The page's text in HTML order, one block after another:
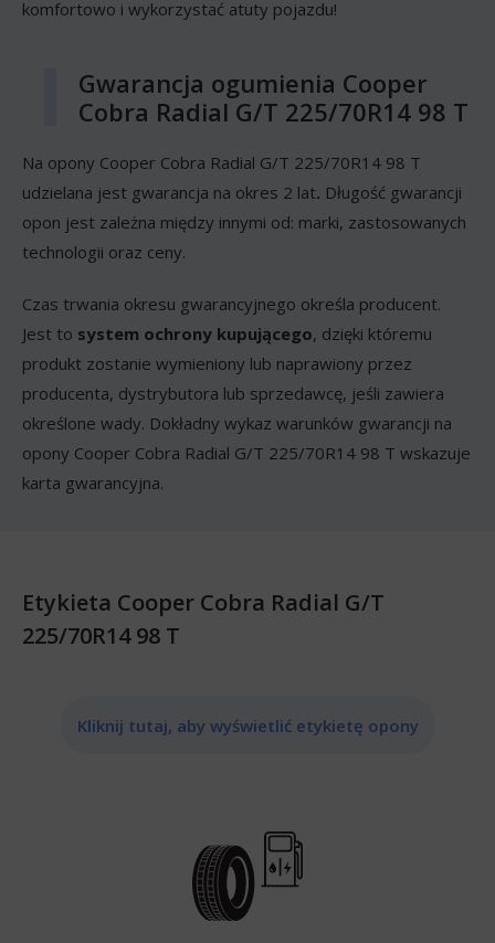
komfortowo i wykorzystać atuty pojazdu!
Gwarancja ogumienia Cooper
Cobra Radial G/T 225/70R14 98 T
Na opony Cooper Cobra Radial G/T 225/70R14 98 T
udzielana jest gwarancja na okres 2 lat. Długość gwarancji
opon jest zależna między innymi od: marki, zastosowanych
technologii oraz ceny.
Czas trwania okresu gwarancyjnego określa producent.
Jest to system ochrony kupującego, dzięki któremu
produkt zostanie wymieniony lub naprawiony przez
producenta, dystrybutora lub sprzedawcę, jeśli zawiera
określone wady. Dokładny wykaz warunków gwarancji na
opony Cooper Cobra Radial G/T 225/70R14 98 T wskazuje
karta gwarancyjna.
Etykieta Cooper Cobra Radial G/T
225/70R14 98 T
Kliknij tutaj, aby wyświetlić etykietę opony